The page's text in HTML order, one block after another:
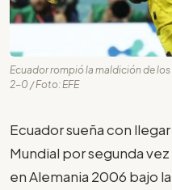
Ecuador rompió la maldición de
2-0 / Foto: EFE
Ecuador sueña con
Mundial por segunda
en Alemania 2006 bajo